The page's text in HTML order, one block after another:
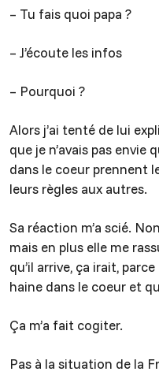
– Tu fais quoi papa ?
– J’écoute les infos
– Pourquoi ?
Alors j’ai tenté de lui
que je n’avais pas envie
dans le coeur prennent
leurs règles aux autres.
Sa réaction m’a scié.
mais en plus elle me
qu’il arrive, ça irait,
haine dans le coeur et
Ça m’a fait cogiter.
Pas à la situation de la